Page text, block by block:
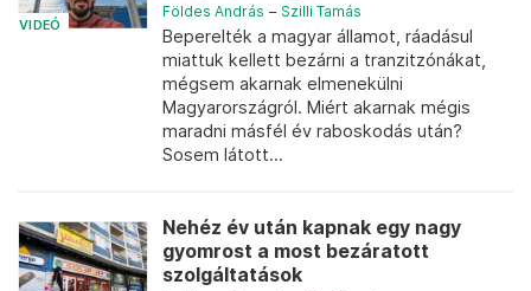
VIDEÓ
Földes András – Szilli Tamás
Beperelték a magyar államot, ráadásul
miattuk kellett bezárni a tranzitzónákat,
mégsem akarnak elmenekülni
Magyarországról. Miért akarnak mégis
maradni másfél év raboskodás után?
Sosem látott...
Nehéz év után kapnak egy nagy
gyomrost a most bezáratott
szolgáltatások